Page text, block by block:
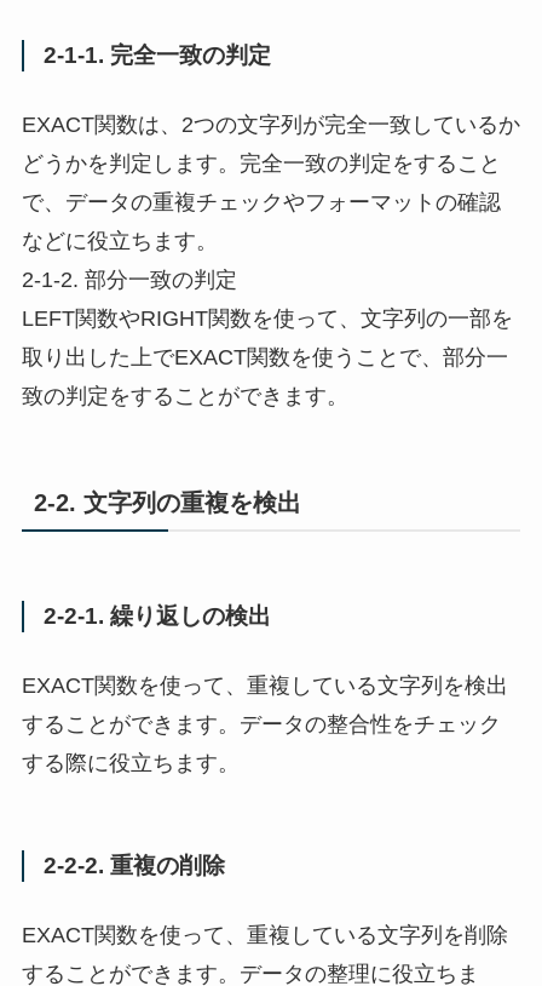
2-1-1. 完全一致の判定
EXACT関数は、2つの文字列が完全一致しているか
どうかを判定します。完全一致の判定をすること
で、データの重複チェックやフォーマットの確認
などに役立ちます。
2-1-2. 部分一致の判定
LEFT関数やRIGHT関数を使って、文字列の一部を
取り出した上でEXACT関数を使うことで、部分一
致の判定をすることができます。
2-2. 文字列の重複を検出
2-2-1. 繰り返しの検出
EXACT関数を使って、重複している文字列を検出
することができます。データの整合性をチェック
する際に役立ちます。
2-2-2. 重複の削除
EXACT関数を使って、重複している文字列を削除
することができます。データの整理に役立ちま